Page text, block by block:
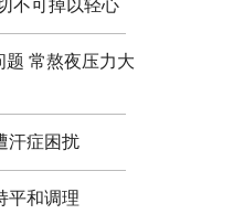
不可掉以轻心
题 常熬夜压力大
汗症困扰
平和调理